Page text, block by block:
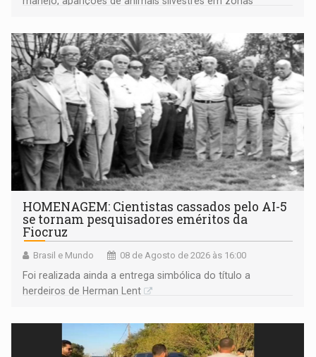
HOMENAGEM: Cientistas cassados pelo AI-5
se tornam pesquisadores eméritos da
Fiocruz
Brasil e Mundo 08 de Agosto de 2026 às 16:00
Foi realizada ainda a entrega simbólica do título a
herdeiros de Herman Lent